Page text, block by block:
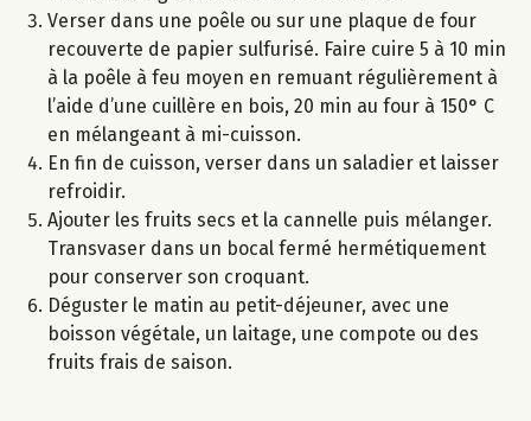
Verser dans une poêle ou sur une plaque de four
recouverte de papier sulfurisé. Faire cuire 5 à 10 min
à la poêle à feu moyen en remuant régulièrement à
l’aide d’une cuillère en bois, 20 min au four à 150° C
en mélangeant à mi-cuisson.
En fin de cuisson, verser dans un saladier et laisser
refroidir.
Ajouter les fruits secs et la cannelle puis mélanger.
Transvaser dans un bocal fermé hermétiquement
pour conserver son croquant.
Déguster le matin au petit-déjeuner, avec une
boisson végétale, un laitage, une compote ou des
fruits frais de saison.